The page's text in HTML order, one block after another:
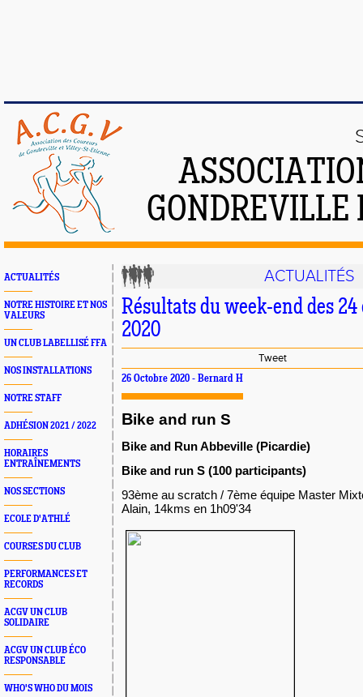
ACTUALITÉS
NOTRE HISTOIRE ET NOS
VALEURS
UN CLUB LABELLISÉ FFA
NOS INSTALLATIONS
NOTRE STAFF
ADHÉSION 2021 / 2022
HORAIRES
ENTRAÎNEMENTS
NOS SECTIONS
ECOLE D'ATHLÉ
COURSES DU CLUB
PERFORMANCES ET
RECORDS
ACGV UN CLUB
SOLIDAIRE
ACGV UN CLUB ÉCO
RESPONSABLE
WHO'S WHO DU MOIS
ACTUALITÉS
Résultats du week-end des 24
2020
Tweet
26 Octobre 2020 - Bernard H
Bike and run S
Bike and Run Abbeville (Picardie)
Bike and run S (100 participants)
93ème au scratch / 7ème équipe Master
Alain, 14kms en 1h09'34